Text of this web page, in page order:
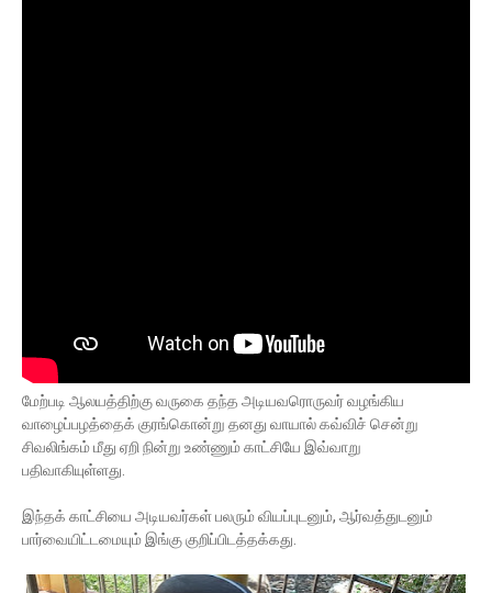
மேற்படி ஆலயத்திற்கு வருகை தந்த அடியவரொருவர் வழங்கிய
வாழைப்பழத்தைக் குரங்கொன்று தனது வாயால் கவ்விச் சென்று
சிவலிங்கம் மீது ஏறி நின்று உண்ணும் காட்சியே இவ்வாறு
பதிவாகியுள்ளது.
இந்தக் காட்சியை அடியவர்கள் பலரும் வியப்புடனும், ஆர்வத்துடனும்
பார்வையிட்டமையும் இங்கு குறிப்பிடத்தக்கது.